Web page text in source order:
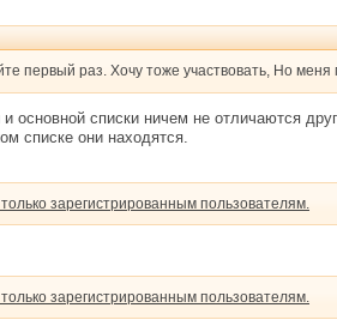
первый раз. Хочу тоже участвовать, Но
основной списки ничем не отличаются
списке они находятся.
зарегистрированным пользователям.
зарегистрированным пользователям.